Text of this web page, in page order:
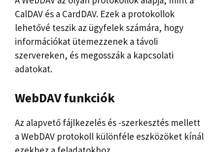
CalDAV és a CardDAV. Ezek a protokollok
lehetővé teszik az ügyfelek számára, hogy
információkat ütemezzenek a távoli
szervereken, és megosszák a kapcsolati
adatokat.
WebDAV funkciók
Az alapvető fájlkezelés és -szerkesztés mellett
a WebDAV protokoll különféle eszközöket kínál